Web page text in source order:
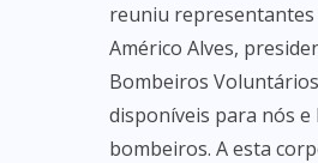
reuniu representantes
Américo Alves,
Bombeiros
disponíveis para nós
bombeiros. A esta